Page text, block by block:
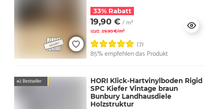
33% Rabatt
19,90 € / m²
statt 29,90 €/m²
(7)
85% empfehlen das Produkt
#2 Bestseller
HORI Klick-Hartvinylboden Rigid
SPC Kiefer Vintage braun
Bunbury Landhausdiele
Holzstruktur